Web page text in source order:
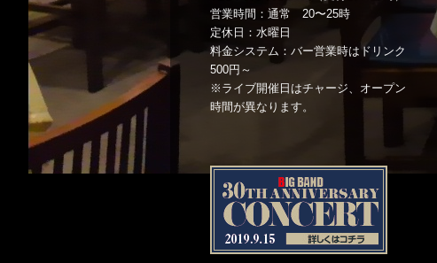
営業時間：通常 20〜25時
定休日：水曜日
料金システム：バー営業時はドリンク
500円～
※ライブ開催日はチャージ、オープン
時間が異なります。